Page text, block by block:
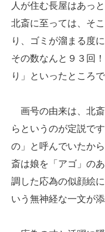
人が住む長屋はあっ
北斎に至っては、そ
り、ゴミが溜まる度
その数なんと９３回
り」といったところで
画号の由来は、北
らというのが定説で
の」と呼んでいたか
斎は娘を「アゴ」の
調した応為の似顔絵
いう無神経な一文が